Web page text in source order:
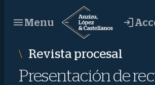
contenido
Menu
Revista procesal
Presentación de